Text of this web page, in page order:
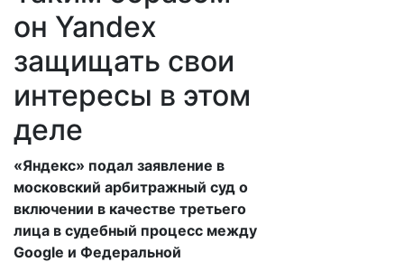
он Yandex
защищать свои
интересы в этом
деле
«Яндекс» подал заявление в
московский арбитражный суд о
включении в качестве третьего
лица в судебный процесс между
Google и Федеральной